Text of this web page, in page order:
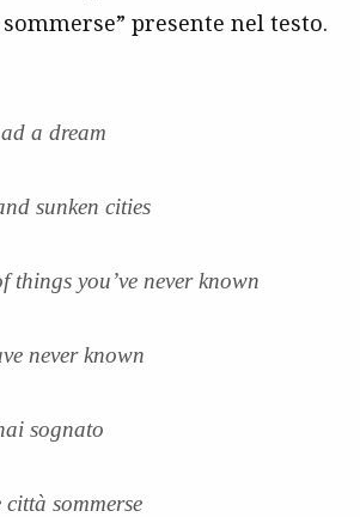
presente nel testo.
a dream
sunken cities
things you’ve never known
never known
sognato
sommerse